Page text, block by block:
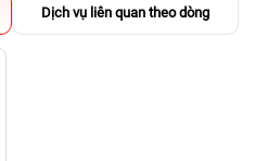
Dịch vụ liên quan theo dòng